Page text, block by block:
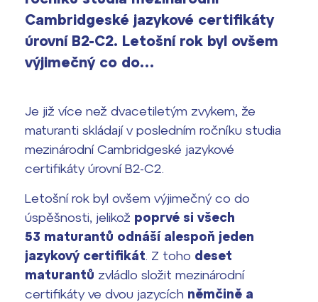
Výsledky 1. kola přijímacího řízení
2026/2027
Maturitní zkoušky
Europass
FOCUSing
Zahraniční stipendia
ČAG studentský
Maturitní témata
Pomoc! Mám problém!
vyhledávání
Bakaláři
Office 365
Cambridgeské jazykové certifikáty
úrovní B2-C2. Letošní rok byl ovšem
výjimečný co do…
Je již více než dvacetiletým zvykem, že
maturanti skládají v posledním ročníku studia
mezinárodní Cambridgeské jazykové
certifikáty úrovní B2-C2.
Letošní rok byl ovšem výjimečný co do
úspěšnosti, jelikož poprvé si všech
53 maturantů odnáší alespoň jeden
jazykový certifikát . Z toho deset
maturantů zvládlo složit mezinárodní
certifikáty ve dvou jazycích němčině a